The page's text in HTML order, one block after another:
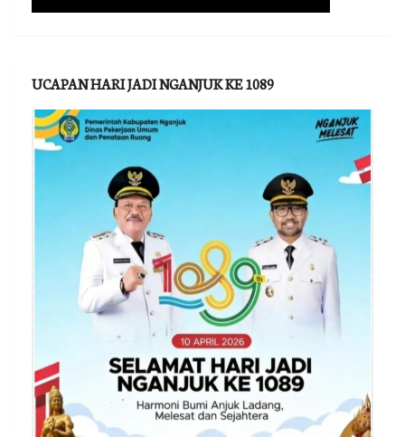
UCAPAN HARI JADI NGANJUK KE 1089